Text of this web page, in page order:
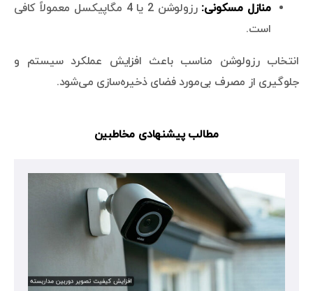
منازل مسکونی:
رزولوشن 2 یا 4 مگاپیکسل معمولاً کافی
است.
انتخاب رزولوشن مناسب باعث افزایش عملکرد سیستم و
جلوگیری از مصرف بی‌مورد فضای ذخیره‌سازی می‌شود.
مطالب پیشنهادی مخاطبین